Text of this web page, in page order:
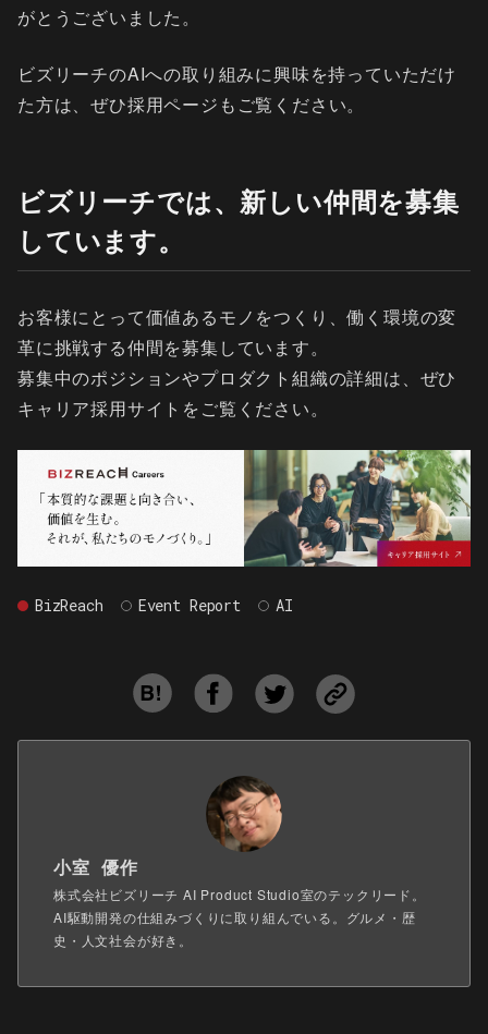
がとうございました。
ビズリーチのAIへの取り組みに興味を持っていただけ
た方は、ぜひ採用ページもご覧ください。
ビズリーチでは、新しい仲間を募集
しています。
お客様にとって価値あるモノをつくり、働く環境の変
革に挑戦する仲間を募集しています。
募集中のポジションやプロダクト組織の詳細は、ぜひ
キャリア採用サイトをご覧ください。
BizReach Event Report AI
小室 優作
株式会社ビズリーチ AI Product Studio室のテックリード。
AI駆動開発の仕組みづくりに取り組んでいる。グルメ・歴
史・人文社会が好き。